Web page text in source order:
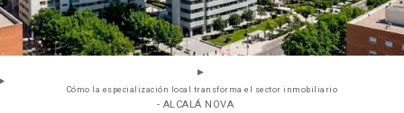
Cómo la especialización local transforma el sector inmobiliario
- ALCALÁ NOVA